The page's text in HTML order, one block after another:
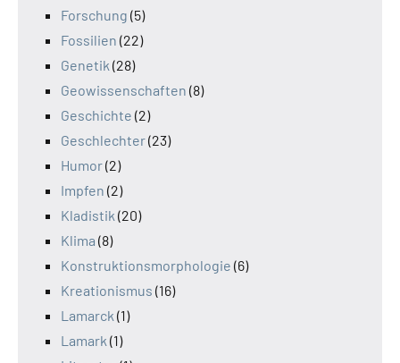
Forschung (5)
Fossilien (22)
Genetik (28)
Geowissenschaften (8)
Geschichte (2)
Geschlechter(23)
Humor(2)
Impfen (2)
Kladistik (20)
Klima (8)
Konstruktionsmorphologie (6)
Kreationismus (16)
Lamarck (1)
Lamark (1)